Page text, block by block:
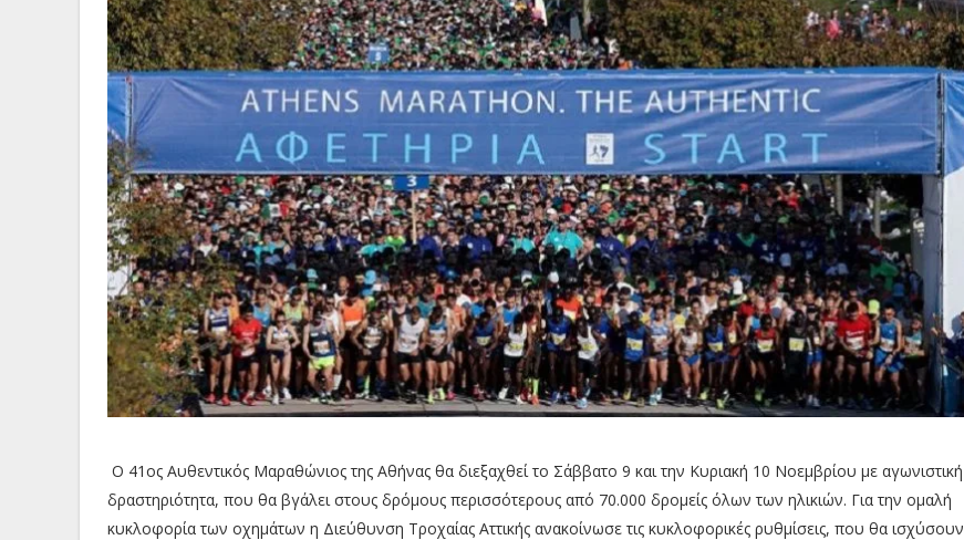
Ο 41ος Αυθεντικός Μαραθώνιος της Αθήνας θα διεξαχθεί το Σάββατο 9 και την Κυριακή 10 Νοεμβρίου με αγωνιστική
δραστηριότητα, που θα βγάλει στους δρόμους περισσότερους από 70.000 δρομείς όλων των ηλικιών. Για την ομαλή
κυκλοφορία των οχημάτων η Διεύθυνση Τροχαίας Αττικής ανακοίνωσε τις κυκλοφορικές ρυθμίσεις, που θα ισχύσουν